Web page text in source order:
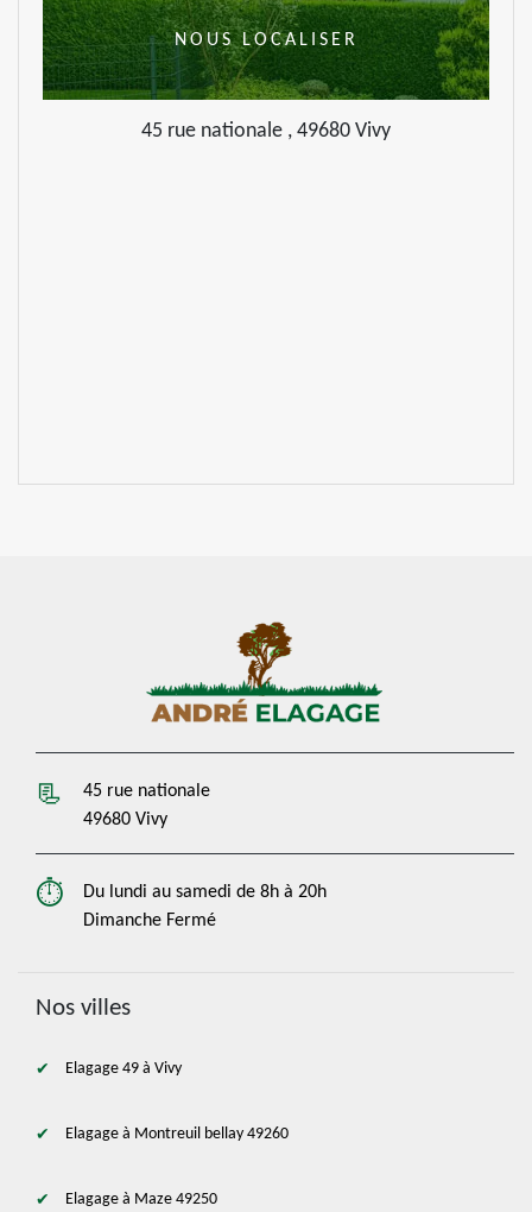
NOUS LOCALISER
45 rue nationale , 49680 Vivy
45 rue nationale
49680 Vivy
Du lundi au samedi de 8h à 20h
Dimanche Fermé
Nos villes
Elagage 49 à Vivy
Elagage à Montreuil bellay 49260
Elagage à Maze 49250